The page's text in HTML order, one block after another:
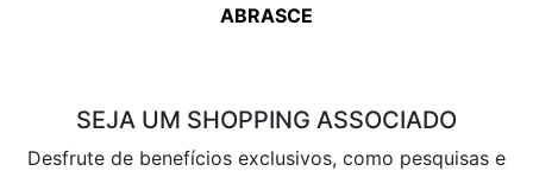
ABRASCE
SEJA UM SHOPPING ASSOCIADO
Desfrute de benefícios exclusivos, como pesquisas e